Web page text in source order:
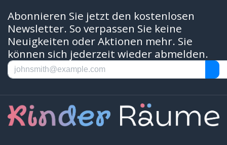
Abonnieren Sie jetzt den kostenlosen
Newsletter. So verpassen Sie keine
Neuigkeiten oder Aktionen mehr. Sie
können sich jederzeit wieder abmelden.